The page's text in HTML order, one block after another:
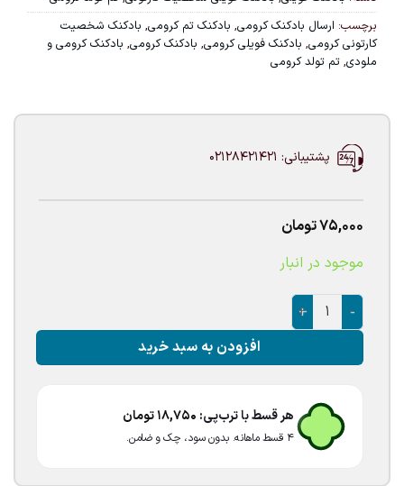
برچسب: ارسال بادکنک کرومی, بادکنک تم کرومی, بادکنک شخصیت
کارتونی کرومی, بادکنک فویلی کرومی, بادکنک کرومی, بادکنک کرومی و
ملودی, تم تولد کرومی
پشتیبانی: 02128421421
75,000تومان
موجود در انبار
بادکنک فویلی کرومی گرد عدد
افزودن به سبد خرید
هر قسط با ترب‌پی: 18,750تومان
۴ قسط ماهانه. بدون سود، چک و ضامن.